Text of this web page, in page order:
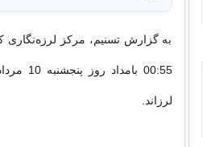
لرزاند.